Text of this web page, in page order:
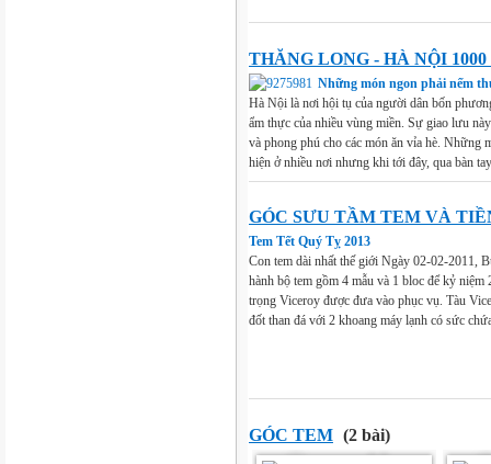
THĂNG LONG - HÀ NỘI
Những món ngon phải nếm
Hà Nội là nơi hội tụ của người dân bốn
ẩm thực của nhiều vùng miền. Sự giao lưu
và phong phú cho các món ăn vỉa hè. Những
hiện ở nhiều nơi nhưng khi tới đây, qua bàn
GÓC SƯU TẦM TEM VÀ
Tem Tết Quý Tỵ 2013
Con tem dài nhất thế giới Ngày 02-02-2011,
hành bộ tem gồm 4 mẫu và 1 bloc để kỷ niệm
trọng Viceroy được đưa vào phục vụ. Tàu
đốt than đá với 2 khoang máy lạnh có sức
GÓC TEM (2 bài)